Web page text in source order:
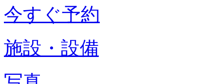
今すぐ予約
施設・設備